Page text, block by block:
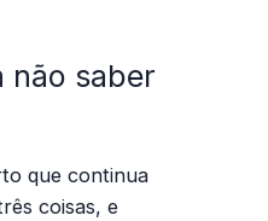
não saber
que continua
coisas, e